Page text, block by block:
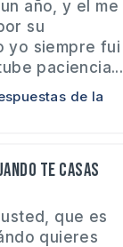
año, y el me
su
yo siempre fui
paciencia...
de la
te casas
que es
quieres